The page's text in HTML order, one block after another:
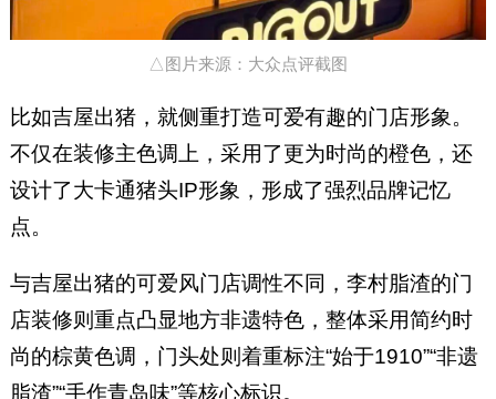
△图片来源：大众点评截图
比如吉屋出猪，就侧重打造可爱有趣的门店形象。
不仅在装修主色调上，采用了更为时尚的橙色，还
设计了大卡通猪头IP形象，形成了强烈品牌记忆
点。
与吉屋出猪的可爱风门店调性不同，李村脂渣的门
店装修则重点凸显地方非遗特色，整体采用简约时
尚的棕黄色调，门头处则着重标注“始于1910”“非遗
脂渣”“手作青岛味”等核心标识。